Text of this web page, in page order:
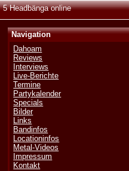
5 Headbänga online
Navigation
Dahoam
Reviews
Interviews
Live-Berichte
Termine
Partykalender
Specials
Bilder
Links
Bandinfos
Locationinfos
Metal-Videos
Impressum
Kontakt